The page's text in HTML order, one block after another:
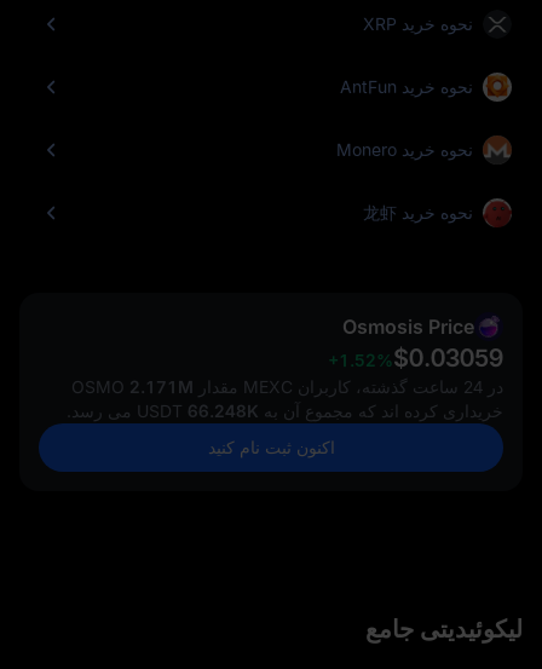
نحوه خرید XRP
نحوه خرید AntFun
نحوه خرید Monero
نحوه خرید 龙虾
Osmosis Price
$0.03059
+1.52%
در 24 ساعت گذشته، کاربران MEXC مقدار
2.171M
OSMO
خریداری کرده‌ اند که مجموع آن به 66.248K
اکنون ثبت نام کنید
لیکوئیدیتی جامع